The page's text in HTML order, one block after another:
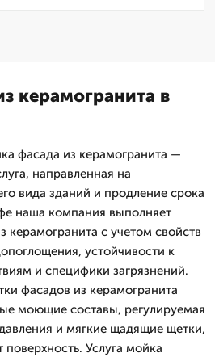
керамогранита в
фасада из керамогранита —
направленная на
вида зданий и продление срока
наша компания выполняет
керамогранита с учетом свойств
устойчивости к
и специфики загрязнений.
фасадов из керамогранита
моющие составы, регулируемая
и мягкие щадящие щетки,
Услуга мойка